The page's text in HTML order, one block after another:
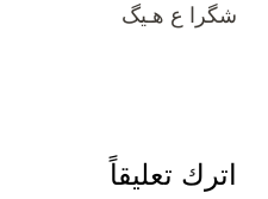
شگرا ع هـيگ
اترك تعليقاً